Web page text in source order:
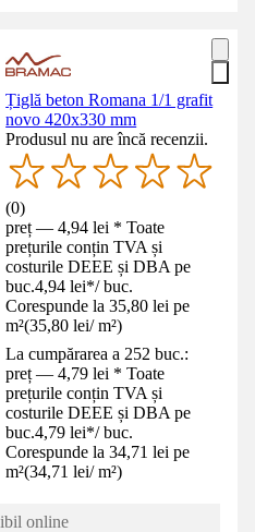
Țiglă beton Romana 1/1 grafit
novo 420x330 mm
Produsul nu are încă recenzii.
(0)
preț — 4,94 lei * Toate
prețurile conțin TVA și
costurile DEEE și DBA pe
buc.4,94 lei*/ buc.
Corespunde la 35,80 lei pe
m²(35,80 lei/ m²)
La cumpărarea a 252 buc.:
preț — 4,79 lei * Toate
prețurile conțin TVA și
costurile DEEE și DBA pe
buc.4,79 lei*/ buc.
Corespunde la 34,71 lei pe
m²(34,71 lei/ m²)
online